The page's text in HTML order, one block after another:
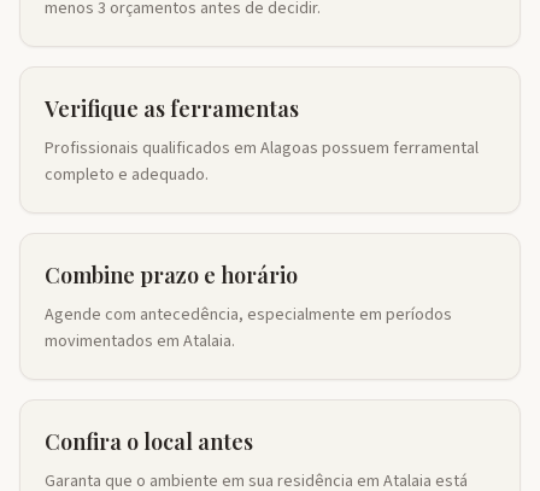
menos 3 orçamentos antes de decidir.
Verifique as ferramentas
Profissionais qualificados em Alagoas possuem ferramental
completo e adequado.
Combine prazo e horário
Agende com antecedência, especialmente em períodos
movimentados em Atalaia.
Confira o local antes
Garanta que o ambiente em sua residência em Atalaia está